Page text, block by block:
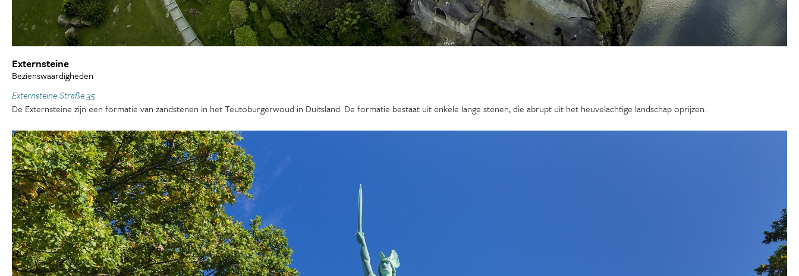
Externsteine
Bezienswaardigheden
Externsteine Straße 35
De Externsteine zijn een formatie van zandstenen in het Teutoburgerwoud in Duitsland. De formatie bestaat uit enkele lange stenen, die abrupt uit het heuvelachtige landschap oprijzen.